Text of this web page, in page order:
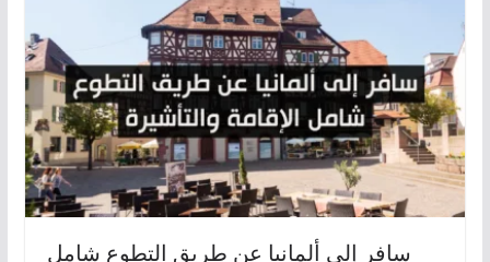
سافر إلى ألمانيا عن طريق التطوع شامل